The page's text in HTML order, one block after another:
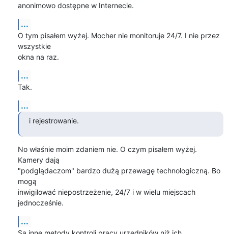
anonimowo dostępne w Internecie.
...
O tym pisałem wyżej. Mocher nie monitoruje 24/7. I nie przez
wszystkie
okna na raz.
...
Tak.
...
i rejestrowanie.
No właśnie moim zdaniem nie. O czym pisałem wyżej.
Kamery dają
"podglądaczom" bardzo dużą przewagę technologiczną. Bo
mogą
inwigilować niepostrzeżenie, 24/7 i w wielu miejscach
jednocześnie.
...